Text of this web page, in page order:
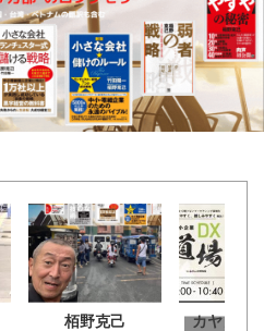
栢野克己
カヤノ講